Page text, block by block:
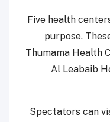
Five health
purpose.
Thumama Health
Al Leabaib
Spectators can